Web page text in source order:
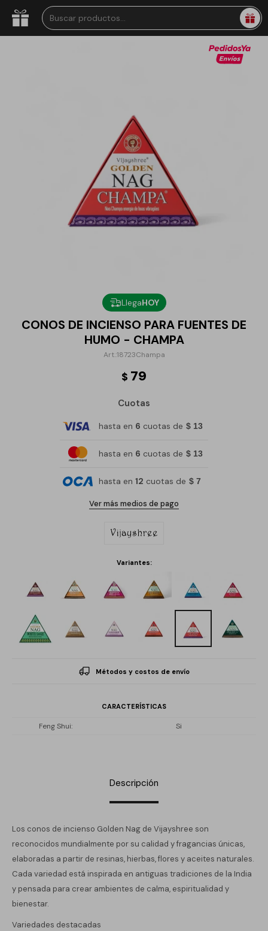
LlegaHOY
CONOS DE INCIENSO PARA FUENTES DE
HUMO - CHAMPA
18723Champa
$ 79
Cuotas
hasta en 6 cuotas de $ 13
hasta en 6 cuotas de $ 13
hasta en 12 cuotas de $ 7
Ver más medios de pago
Variantes:
Métodos y costos de envío
CARACTERÍSTICAS
Feng Shui Si
Descripción
Los conos de incienso Golden Nag de Vijayshree son
reconocidos mundialmente por su calidad y fragancias únicas,
elaboradas a partir de resinas, hierbas, flores y aceites naturales.
Cada variedad está inspirada en antiguas tradiciones de la India
y pensada para crear ambientes de calma, espiritualidad y
bienestar.
Variedades destacadas